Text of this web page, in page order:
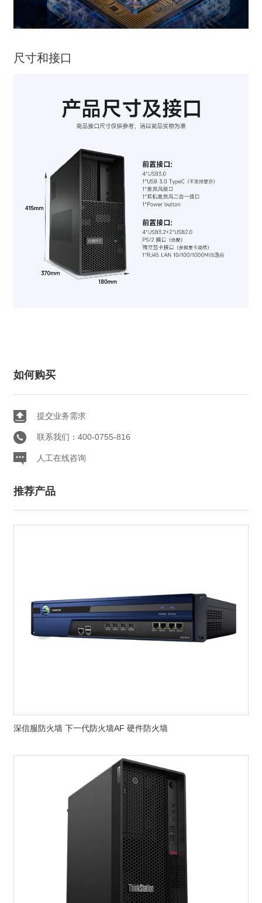
尺寸和接口
如何购买
提交业务需求
联系我们：400-0755-816
人工在线咨询
推荐产品
深信服防火墙 下一代防火墙AF 硬件防火墙